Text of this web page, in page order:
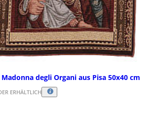
degli Organi aus Pisa 50x40 cm
ERHÄLTLICH